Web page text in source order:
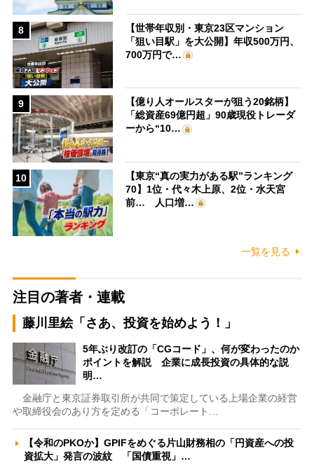
8
【世帯年収別・東京23区マンション
「狙い目駅」を大公開】年収500万円、
700万円で…
9
【億り人オールスターが狙う20銘柄】
「総資産69億円超」90歳現役トレーダ
ーから“10…
10
【東京“真の実力がある駅”ランキング
70】1位・代々木上原、2位・水天宮
前… 人口増…
一覧を見る
注目の著者・連載
藤川里絵「さあ、投資を始めよう！」
5年ぶり改訂の「CGコード」、何が変わったのか
ポイントを解説 企業に成長投資の具体的な説
明…
金融庁と東京証券取引所が共同で策定している上場企業の経営
や取締役会のあり方を定める「コーポレート…
【令和のPKOか】GPIFをめぐる片山財務相の「円資産への投
資拡大」発言の波紋 「国債重視」…